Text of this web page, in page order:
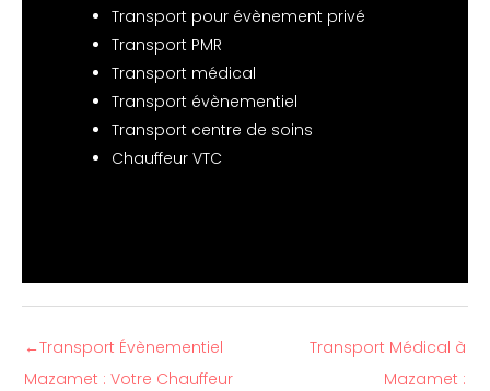
Transport pour évènement privé
Transport PMR
Transport médical
Transport évènementiel
Transport centre de soins
Chauffeur VTC
←Transport Évènementiel
Mazamet : Votre Chauffeur
Transport Médical à
Mazamet :